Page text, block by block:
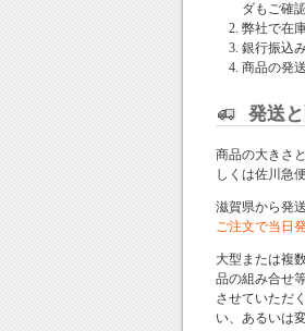
ダもご確
弊社で在
銀行振込
商品の発
発送
商品の大きさ
しくは佐川急
滋賀県から発
ご注文で当日
大型または複
品の組み合せ
させていただ
い、あるいは